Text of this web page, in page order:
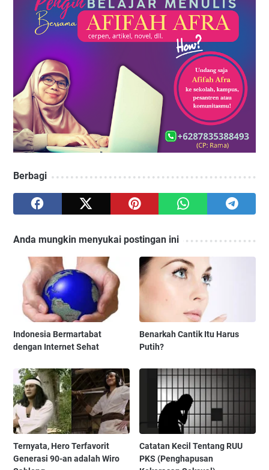
Berbagi
Anda mungkin menyukai postingan ini
Indonesia Bermartabat
dengan Internet Sehat
Benarkah Cantik Itu Harus
Putih?
Ternyata, Hero Terfavorit
Generasi 90-an adalah Wiro
Catatan Kecil Tentang RUU
PKS (Penghapusan